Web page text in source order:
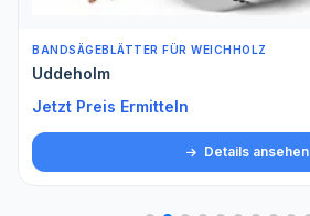
BANDSÄGEBLÄTTER FÜR WEICHHOLZ
Uddeholm
Jetzt Preis Ermitteln
Details ansehen